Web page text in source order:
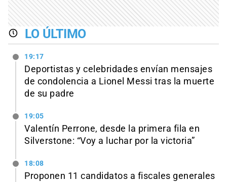
LO ÚLTIMO
19:17
Deportistas y celebridades envían mensajes
de condolencia a Lionel Messi tras la muerte
de su padre
19:05
Valentín Perrone, desde la primera fila en
Silverstone: “Voy a luchar por la victoria”
18:08
Proponen 11 candidatos a fiscales generales